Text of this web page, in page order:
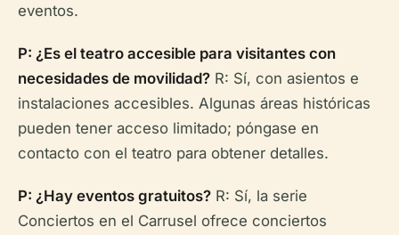
eventos.
P: ¿Es el teatro accesible para visitantes con
necesidades de movilidad? R: Sí, con asientos e
instalaciones accesibles. Algunas áreas históricas
pueden tener acceso limitado; póngase en
contacto con el teatro para obtener detalles.
P: ¿Hay eventos gratuitos? R: Sí, la serie
Conciertos en el Carrusel ofrece conciertos